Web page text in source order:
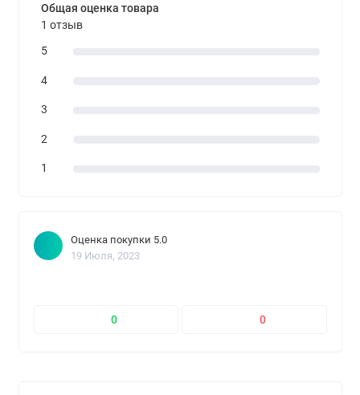
Общая оценка товара
1 отзыв
5
4
3
2
1
Оценка покупки 5.0
19 Июля, 2023
0 0